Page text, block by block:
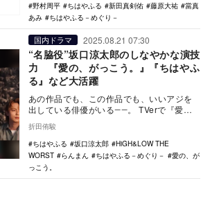
野村周平
ちはやふる 新田真剣佑 藤原大祐
當真
あみ
ちはやふる－めぐり－
国内ドラマ 2025.08.21 07:30
“名脇役”坂口涼太郎のしなやかな演技
力 『愛の、がっこう。』『ちはやふ
る』など大活躍
あの作品でも、この作品でも、いいアジを
出している俳優がいる――。 TVerで『愛
『愛…
折田侑駿
ちはやふる
坂口涼太郎
HiGH&LOW THE
WORST
らんまん ちはやふる－めぐり－
愛の、が
っこう。